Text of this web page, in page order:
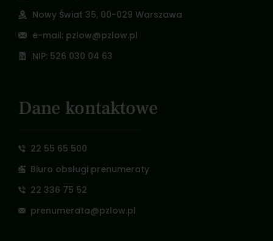
Nowy Świat 35, 00-029 Warszawa
e-mail: pzlow@pzlow.pl
NIP: 526 030 04 63
Dane kontaktowe
22 55 65 500
Biuro obsługi prenumeraty
22 336 75 52
prenumerata@pzlow.pl